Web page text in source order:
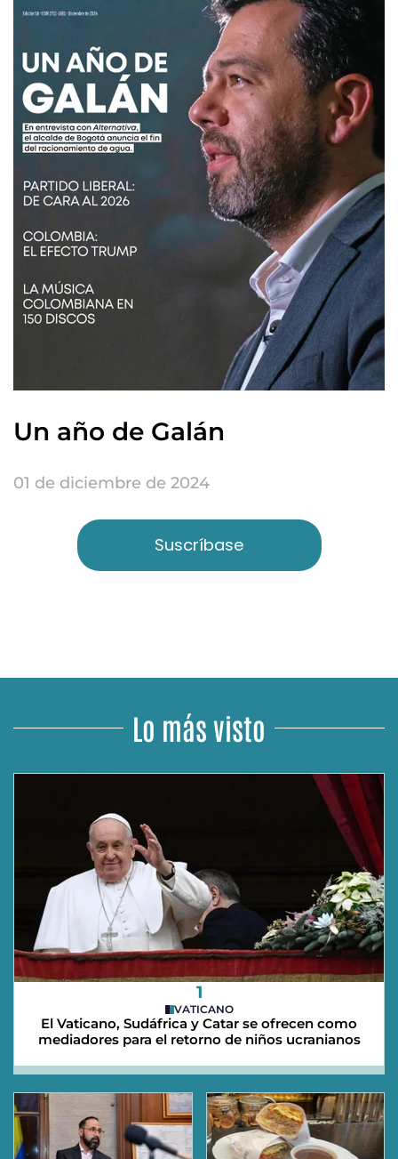
Un año de Galán
01 de diciembre de 2024
Suscríbase
Lo más visto
1
VATICANO
El Vaticano, Sudáfrica y Catar se ofrecen como
mediadores para el retorno de niños ucranianos